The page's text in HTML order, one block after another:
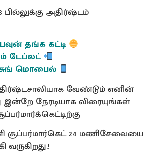
அதிர்ஷ்டம்
தங்க கட்டி
டேப்லட்
மொபைல்
வேண்டும் எனின்
இன்றே நேரடியாக விரையுங்கள்
சூப்பர்மார்கெட் 24 மணிசேவையை